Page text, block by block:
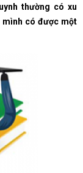
thường có xu
mình có được một